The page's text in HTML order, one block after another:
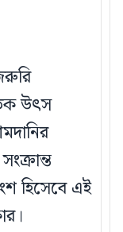
উৎস
হিসেবে এই